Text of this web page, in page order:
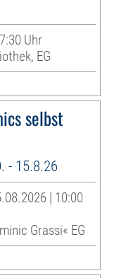
Uhr
EG
selbst
- 15.8.26
| 10:00
Grassi« EG